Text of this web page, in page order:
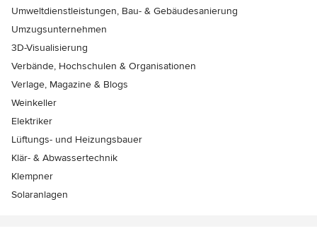
Umweltdienstleistungen, Bau- & Gebäudesanierung
Umzugsunternehmen
3D-Visualisierung
Verbände, Hochschulen & Organisationen
Verlage, Magazine & Blogs
Weinkeller
Elektriker
Lüftungs- und Heizungsbauer
Klär- & Abwassertechnik
Klempner
Solaranlagen